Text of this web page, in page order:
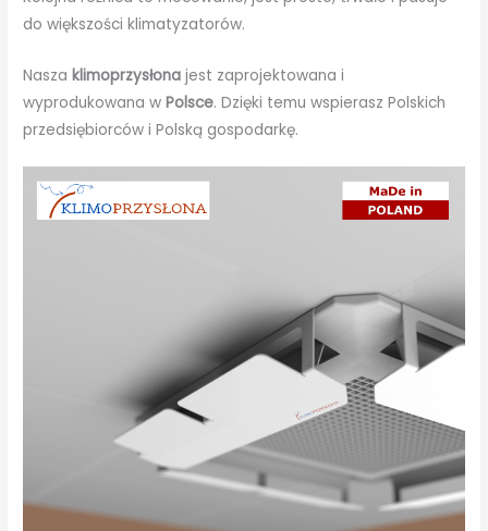
do większości klimatyzatorów.
Nasza klimoprzysłona jest zaprojektowana i
wyprodukowana wPolsce. Dzięki temu wspierasz Polskich
przedsiębiorców i Polską gospodarkę.